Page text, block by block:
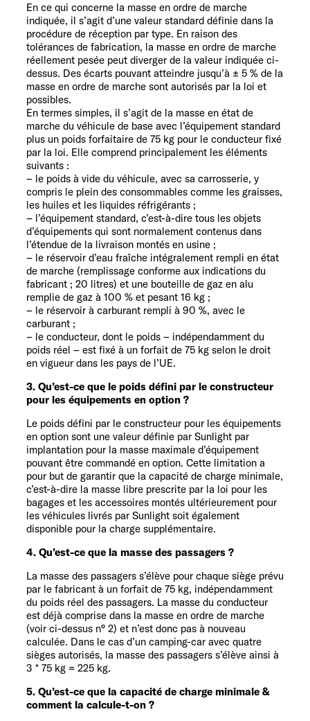
En ce qui concerne la masse en ordre de marche
indiquée, il s’agit d’une valeur standard définie dans la
procédure de réception par type. En raison des
tolérances de fabrication, la masse en ordre de marche
réellement pesée peut diverger de la valeur indiquée ci-
dessus. Des écarts pouvant atteindre jusqu’à ± 5 % de la
masse en ordre de marche sont autorisés par la loi et
possibles.
En termes simples, il s’agit de la masse en état de
marche du véhicule de base avec l’équipement standard
plus un poids forfaitaire de 75 kg pour le conducteur fixé
par la loi. Elle comprend principalement les éléments
suivants :
– le poids à vide du véhicule, avec sa carrosserie, y
compris le plein des consommables comme les graisses,
les huiles et les liquides réfrigérants ;
– l’équipement standard, c’est-à-dire tous les objets
d’équipements qui sont normalement contenus dans
l’étendue de la livraison montés en usine ;
– le réservoir d’eau fraîche intégralement rempli en état
de marche (remplissage conforme aux indications du
fabricant ; 20 litres) et une bouteille de gaz en alu
remplie de gaz à 100 % et pesant 16 kg ;
– le réservoir à carburant rempli à 90 %, avec le
carburant ;
– le conducteur, dont le poids – indépendamment du
poids réel – est fixé à un forfait de 75 kg selon le droit
en vigueur dans les pays de l’UE.
3. Qu’est-ce que le poids défini par le constructeur
pour les équipements en option ?
Le poids défini par le constructeur pour les équipements
en option sont une valeur définie par Sunlight par
implantation pour la masse maximale d’équipement
pouvant être commandé en option. Cette limitation a
pour but de garantir que la capacité de charge minimale,
c’est-à-dire la masse libre prescrite par la loi pour les
bagages et les accessoires montés ultérieurement pour
les véhicules livrés par Sunlight soit également
disponible pour la charge supplémentaire.
4. Qu’est-ce que la masse des passagers ?
La masse des passagers s’élève pour chaque siège prévu
par le fabricant à un forfait de 75 kg, indépendamment
du poids réel des passagers. La masse du conducteur
est déjà comprise dans la masse en ordre de marche
(voir ci-dessus n° 2) et n’est donc pas à nouveau
calculée. Dans le cas d’un camping-car avec quatre
sièges autorisés, la masse des passagers s’élève ainsi à
3 * 75 kg = 225 kg.
5. Qu’est-ce que la capacité de charge minimale &
comment la calcule-t-on ?